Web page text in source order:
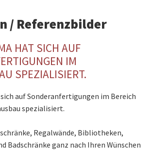
/ Referenzbilder
HAT SICH AUF
IM
SPEZIALISIERT.
auf Sonderanfertigungen im Bereich
spezialisiert.
Regalwände, Bibliotheken,
Badschränke ganz nach Ihren Wünschen